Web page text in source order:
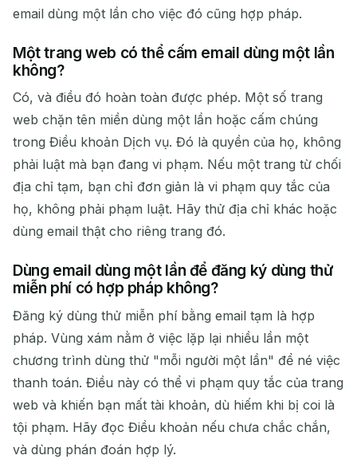
email dùng một lần cho việc đó cũng hợp pháp.
Một trang web có thể cấm email dùng một lần
không?
Có, và điều đó hoàn toàn được phép. Một số trang
web chặn tên miền dùng một lần hoặc cấm chúng
trong Điều khoản Dịch vụ. Đó là quyền của họ, không
phải luật mà bạn đang vi phạm. Nếu một trang từ chối
địa chỉ tạm, bạn chỉ đơn giản là vi phạm quy tắc của
họ, không phải phạm luật. Hãy thử địa chỉ khác hoặc
dùng email thật cho riêng trang đó.
Dùng email dùng một lần để đăng ký dùng thử
miễn phí có hợp pháp không?
Đăng ký dùng thử miễn phí bằng email tạm là hợp
pháp. Vùng xám nằm ở việc lặp lại nhiều lần một
chương trình dùng thử "mỗi người một lần" để né việc
thanh toán. Điều này có thể vi phạm quy tắc của trang
web và khiến bạn mất tài khoản, dù hiếm khi bị coi là
tội phạm. Hãy đọc Điều khoản nếu chưa chắc chắn,
và dùng phán đoán hợp lý.